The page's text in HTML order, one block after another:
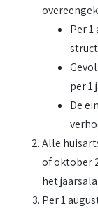
Per
per 1
De
Alle
of oktober
het
Per 1